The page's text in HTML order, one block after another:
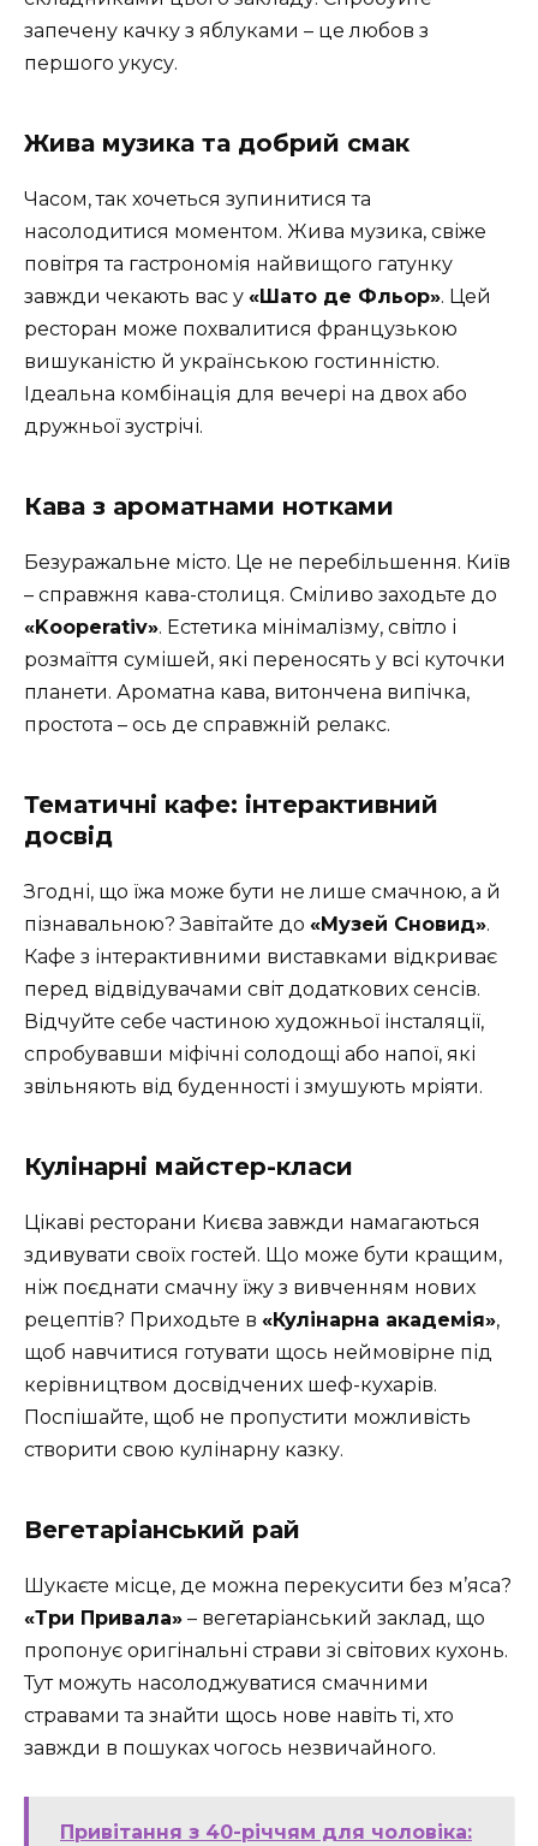
запечену качку з яблуками – це любов з
першого укусу.
Жива музика та добрий смак
Часом, так хочеться зупинитися та
насолодитися моментом. Жива музика, свіже
повітря та гастрономія найвищого гатунку
завжди чекають вас у «Шато де Фльор». Цей
ресторан може похвалитися французькою
вишуканістю й українською гостинністю.
Ідеальна комбінація для вечері на двох або
дружньої зустрічі.
Кава з ароматнами нотками
Безуражальне місто. Це не перебільшення. Київ
– справжня кава-столиця. Сміливо заходьте до
«Kooperativ». Естетика мінімалізму, світло і
розмаїття сумішей, які переносять у всі куточки
планети. Ароматна кава, витончена випічка,
простота – ось де справжній релакс.
Тематичні кафе: інтерактивний
досвід
Згодні, що їжа може бути не лише смачною, а й
пізнавальною? Завітайте до «Музей Сновид».
Кафе з інтерактивними виставками відкриває
перед відвідувачами світ додаткових сенсів.
Відчуйте себе частиною художньої інсталяції,
спробувавши міфічні солодощі або напої, які
звільняють від буденності і змушують мріяти.
Кулінарні майстер-класи
Цікаві ресторани Києва завжди намагаються
здивувати своїх гостей. Що може бути кращим,
ніж поєднати смачну їжу з вивченням нових
рецептів? Приходьте в «Кулінарна академія»,
щоб навчитися готувати щось неймовірне під
керівництвом досвідчених шеф-кухарів.
Поспішайте, щоб не пропустити можливість
створити свою кулінарну казку.
Вегетаріанський рай
Шукаєте місце, де можна перекусити без м’яса?
«Три Привала» – вегетаріанський заклад, що
пропонує оригінальні страви зі світових кухонь.
Тут можуть насолоджуватися смачними
стравами та знайти щось нове навіть ті, хто
завжди в пошуках чогось незвичайного.
Привітання з 40-річчям для чоловіка: